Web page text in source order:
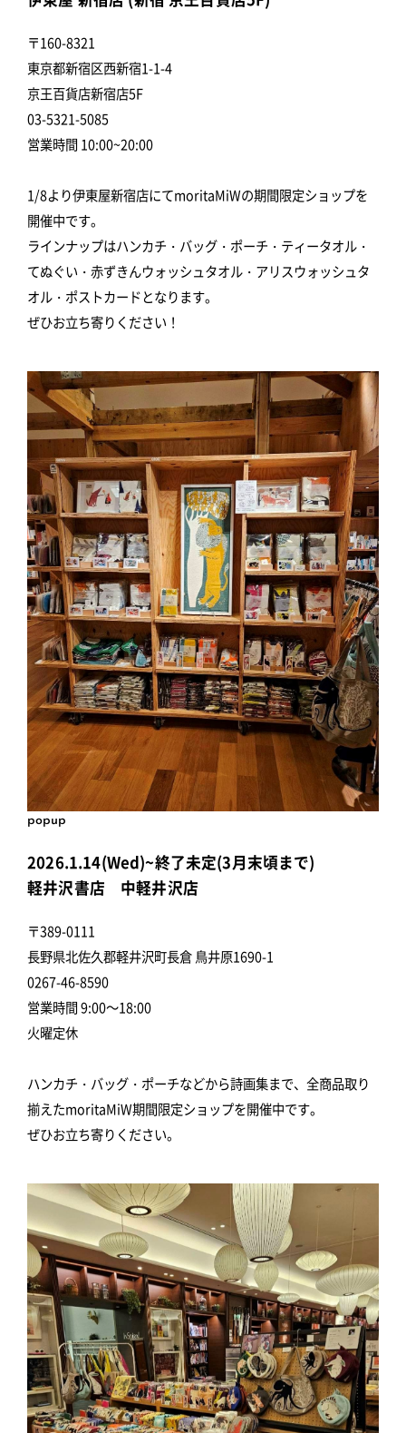
〒160-8321
東京都新宿区西新宿1-1-4
京王百貨店新宿店5F
03-5321-5085
営業時間 10:00~20:00
1/8より伊東屋新宿店にてmoritaMiWの期間限定ショップを
開催中です。
ラインナップはハンカチ・バッグ・ポーチ・ティータオル・
てぬぐい・赤ずきんウォッシュタオル・アリスウォッシュタ
オル・ポストカードとなります。
ぜひお立ち寄りください！
popup
2026.1.14(Wed)~終了未定(3月末頃まで)
軽井沢書店 中軽井沢店
〒389-0111
長野県北佐久郡軽井沢町長倉 鳥井原1690-1
0267-46-8590
営業時間 9:00～18:00
火曜定休
ハンカチ・バッグ・ポーチなどから詩画集まで、全商品取り
揃えたmoritaMiW期間限定ショップを開催中です。
ぜひお立ち寄りください。